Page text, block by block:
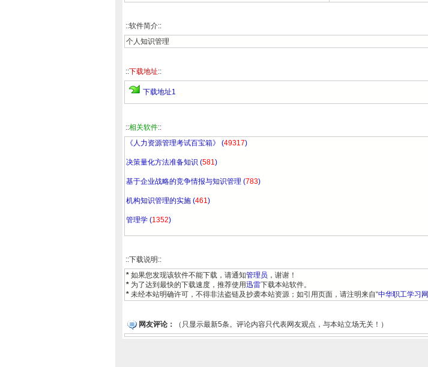
::软件简介::
个人知识管理
::下载地址::
下载地址1
::相关软件::
《人力资源管理考试百宝箱》 (49317)
决策量化方法准备知识 (581)
基于企业战略的竞争情报与知识管理 (783)
机构知识管理的实施 (461)
管理学 (1352)
::下载说明::
* 如果您发现该软件不能下载，请通知管理员 ，谢谢！
* 为了达到最快的下载速度，推荐使用迅雷下载本站软件。
* 未经本站明确许可，不得非法盗链及抄袭本站资源；如引用页面，请注明来自“中华职工学习网
网友评论： （只显示最新5条。评论内容只代表网友观点，与本站立场无关！）